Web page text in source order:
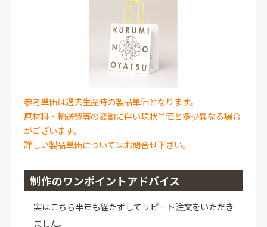
参考単価は過去生産時の製品単価となります。
原材料・輸送費等の変動に伴い現状単価と多少異なる場合
がございます。
詳しい製品単価についてはお問合せ下さい。
制作のワンポイントアドバイス
実はこちら半年も経たずしてリピート注文をいただき
ました。